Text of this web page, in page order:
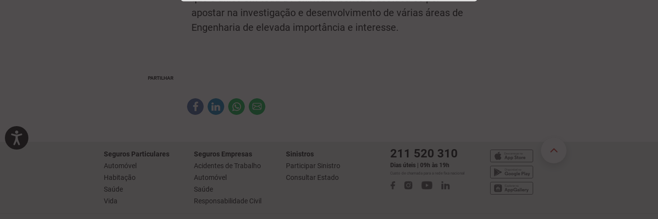
apostar na investigação e desenvolvimento de várias áreas de
Engenharia de elevada importância e interesse.
PARTILHAR
Seguros Particulares
Automóvel
Habitação
Saúde
Vida
Seguros Empresas
Acidentes de Trabalho
Automóvel
Saúde
Responsabilidade Civil
Sinistros
Participar Sinistro
Consultar Estado
211 520 310
Dias úteis | 09h às 19h
Custo de chamada para a rede fixa nacional